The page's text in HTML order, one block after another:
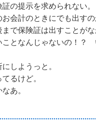
の提示を求められない。
会計のときにでも出すの
で保険証は出すことがな
となんじゃないの！？
しようっと。
るけど。
あ。